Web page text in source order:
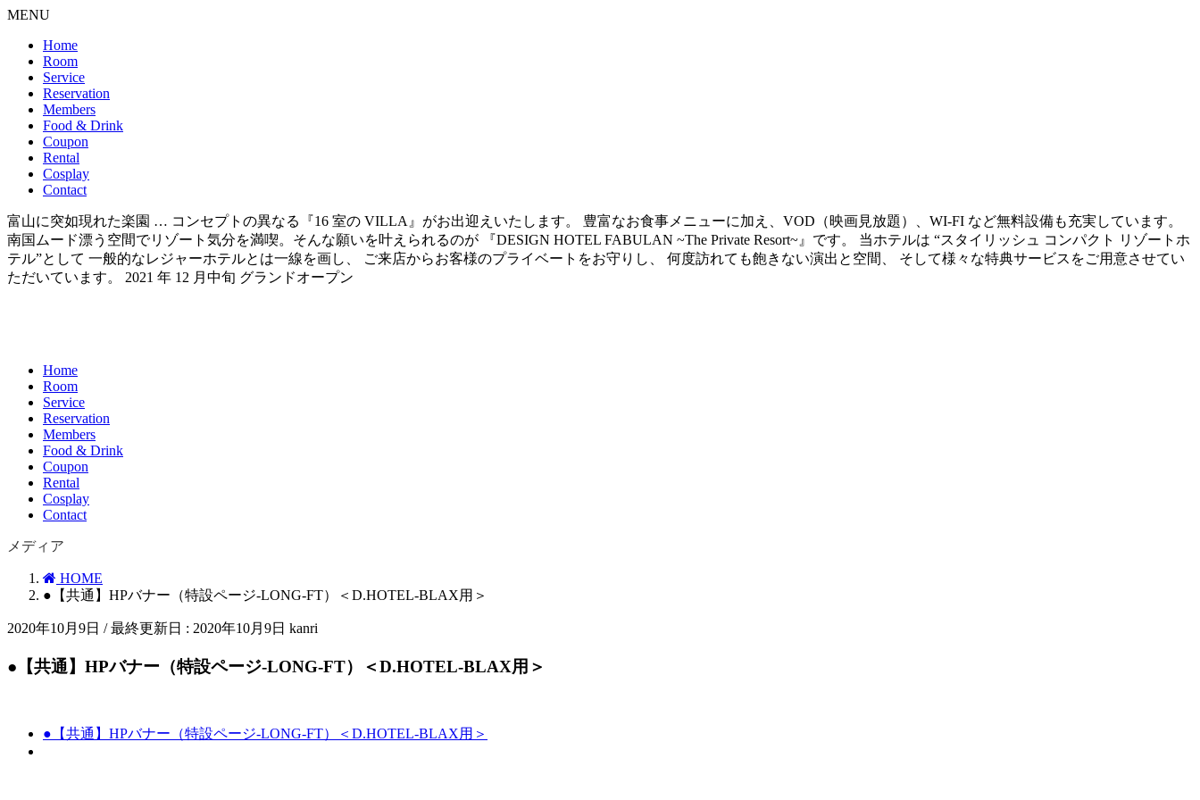
MENU
Home
Room
Service
Reservation
Members
Food & Drink
Coupon
Rental
Cosplay
Contact
富山に突如現れた楽園 … コンセプトの異なる『16 室の VILLA』がお出迎えいたします。 豊富なお食事メニューに加え、VOD（映画見放題）、WI-FI など無料設備も充実しています。
南国ムード漂う空間でリゾート気分を満喫。そんな願いを叶えられるのが 『DESIGN HOTEL FABULAN ~The Private Resort~』です。 当ホテルは “スタイリッシュ コンパクト リゾートホ
テル”として 一般的なレジャーホテルとは一線を画し、 ご来店からお客様のプライベートをお守りし、 何度訪れても飽きない演出と空間、 そして様々な特典サービスをご用意させてい
ただいています。 2021 年 12 月中旬 グランドオープン
Home
Room
Service
Reservation
Members
Food & Drink
Coupon
Rental
Cosplay
Contact
メディア
HOME
●【共通】HPバナー（特設ページ-LONG-FT）＜D.HOTEL-BLAX用＞
2020年10月9日 / 最終更新日 : 2020年10月9日 kanri
●【共通】HPバナー（特設ページ-LONG-FT）＜D.HOTEL-BLAX用＞
●【共通】HPバナー（特設ページ-LONG-FT）＜D.HOTEL-BLAX用＞